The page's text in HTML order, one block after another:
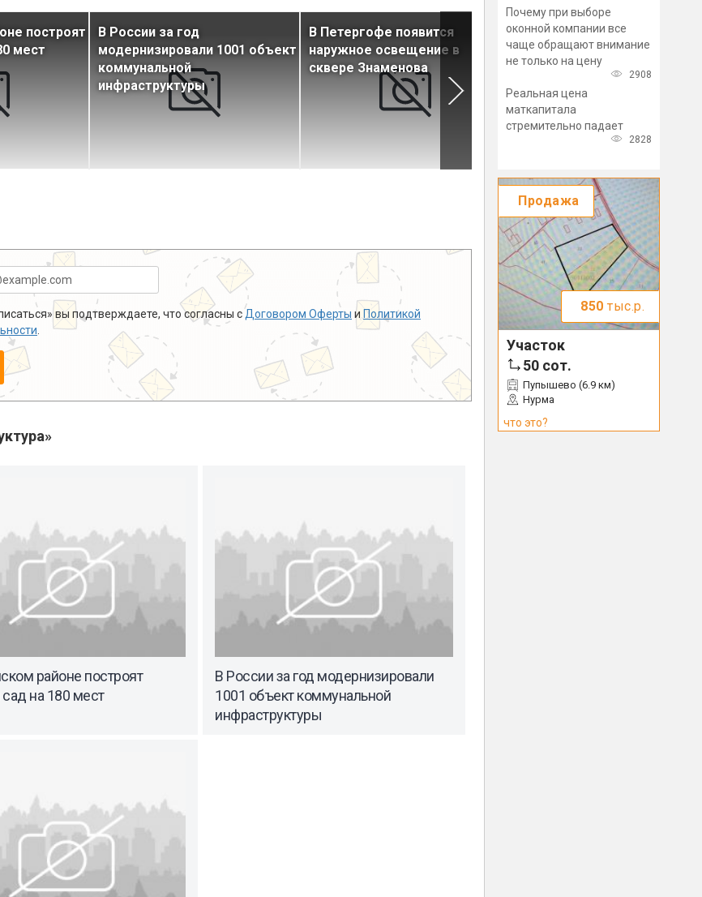
построят
мест
В России за год
модернизировали 1001 объект
коммунальной
инфраструктуры
В Петергофе появится
наружное освещение в
сквере Знаменова
Поликлинику на
бульваре отремонтируют к
сентябрю
вы подтверждаете, что согласны с Договором Оферты и Политикой
районе построят
на 180 мест
В России за год модернизировали
1001 объект коммунальной
инфраструктуры
Почему при выборе
оконной компании все
чаще обращают внимание
не только на цену
2908
Реальная цена
маткапитала
стремительно падает
2828
Продажа
850 тыс.р.
Участок
50 сот.
Пупышево (6.9 км)
Нурма
что это?